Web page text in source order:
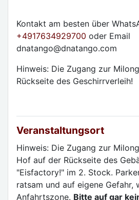
Kontakt am besten über
+4917634929700 oder Email
dnatango@dnatango.com
Hinweis: Die Zugang zur
Rückseite des Geschirrverleih!
Veranstaltungsort
Hinweis: Die Zugang zur
Hof auf der Rückseite des
"Eisfactory!" im 2. Stock.
ratsam und auf eigene Gefahr,
Anfahrtszone. Bitte auf gar